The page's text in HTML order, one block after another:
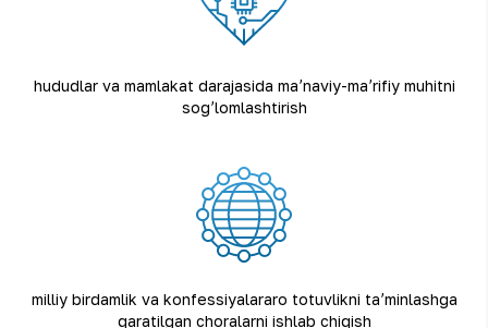
hududlar va mamlakat darajasida maʼnaviy-maʼrifiy muhitni
sogʼlomlashtirish
milliy birdamlik va konfessiyalararo totuvlikni taʼminlashga
qaratilgan choralarni ishlab chiqish